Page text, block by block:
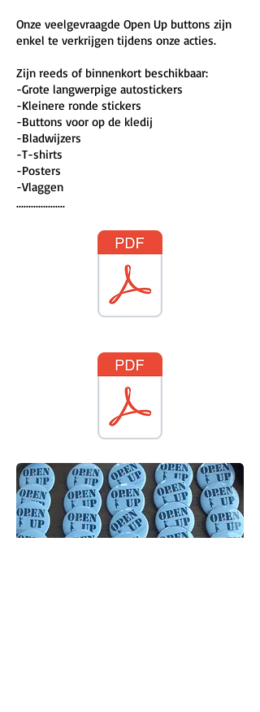
Onze veelgevraagde Open Up buttons zijn
enkel te verkrijgen tijdens onze acties.
Zijn reeds of binnenkort beschikbaar:
-Grote langwerpige autostickers
-Kleinere ronde stickers
-Buttons voor op de kledij
-Bladwijzers
-T-shirts
-Posters
-Vlaggen
....................